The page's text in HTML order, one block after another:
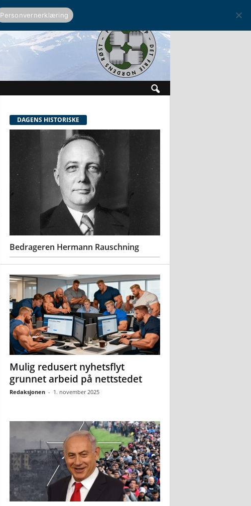
DAGENS HISTORISKE
Bedrageren Hermann Rauschning
Mulig redusert nyhetsflyt
grunnet arbeid på nettstedet
Redaksjonen - 1. november 2025
Personvernerklæring